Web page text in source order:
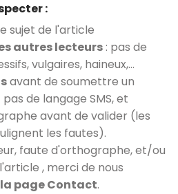
:
sujet de l'article
autres lecteurs : pas de
vulgaires, haineux,…
avant de soumettre un
de langage SMS, et
avant de valider (les
les fautes).
faute d'orthographe, et/ou
, merci de nous
page Contact.